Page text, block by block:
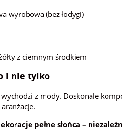
wyrobowa (bez łodygi)
z ciemnym środkiem
i nie tylko
z mody. Doskonale
pełne słońca –